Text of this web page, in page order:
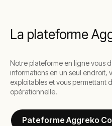
La plateforme
Notre plateforme en ligne vous
informations en un seul endroit,
exploitables et vous permettant
opérationnelle.
Pateforme Aggreko